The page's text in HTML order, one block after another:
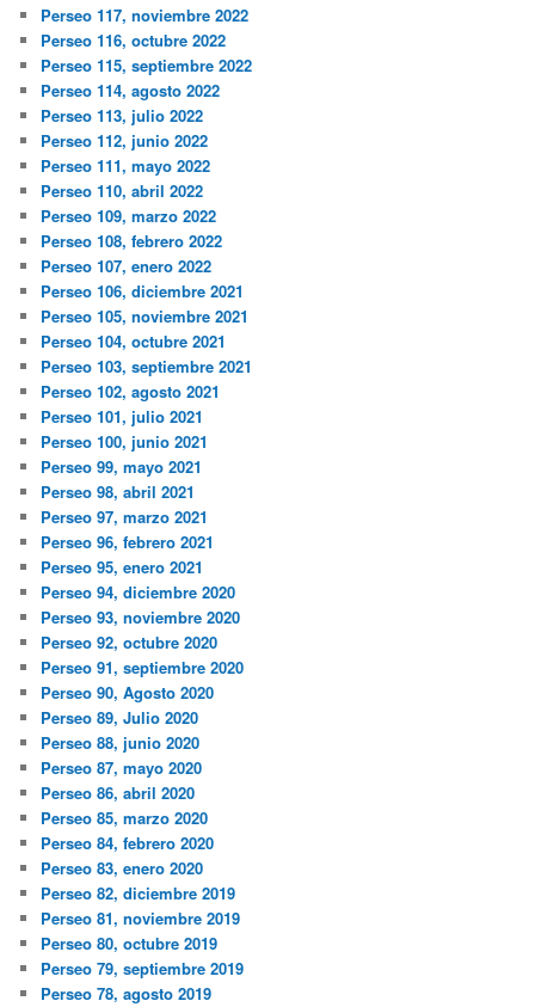
Perseo 117, noviembre 2022
Perseo 116, octubre 2022
Perseo 115, septiembre 2022
Perseo 114, agosto 2022
Perseo 113, julio 2022
Perseo 112, junio 2022
Perseo 111, mayo 2022
Perseo 110, abril 2022
Perseo 109, marzo 2022
Perseo 108, febrero 2022
Perseo 107, enero 2022
Perseo 106, diciembre 2021
Perseo 105, noviembre 2021
Perseo 104, octubre 2021
Perseo 103, septiembre 2021
Perseo 102, agosto 2021
Perseo 101, julio 2021
Perseo 100, junio 2021
Perseo 99, mayo 2021
Perseo 98, abril 2021
Perseo 97, marzo 2021
Perseo 96, febrero 2021
Perseo 95, enero 2021
Perseo 94, diciembre 2020
Perseo 93, noviembre 2020
Perseo 92, octubre 2020
Perseo 91, septiembre 2020
Perseo 90, Agosto 2020
Perseo 89, Julio 2020
Perseo 88, junio 2020
Perseo 87, mayo 2020
Perseo 86, abril 2020
Perseo 85, marzo 2020
Perseo 84, febrero 2020
Perseo 83, enero 2020
Perseo 82, diciembre 2019
Perseo 81, noviembre 2019
Perseo 80, octubre 2019
Perseo 79, septiembre 2019
Perseo 78, agosto 2019